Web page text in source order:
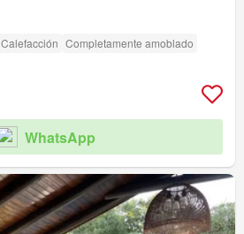
Calefacción Completamente amoblado
WhatsApp